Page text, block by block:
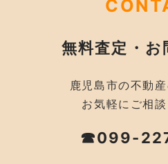
無料査定・お
鹿児島市の不動産
お気軽にご相談
☎099-